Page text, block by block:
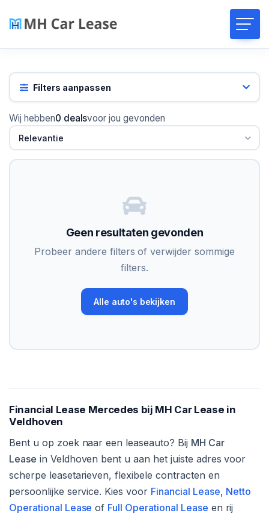
Filters aanpassen
Wij hebben0 dealsvoor jou gevonden
Relevantie
Geen resultaten gevonden
Probeer andere filters of verwijder sommige
filters.
Alle auto's bekijken
Financial Lease Mercedes bij MH Car Lease in
Veldhoven
Bent u op zoek naar een leaseauto? Bij MH Car
Lease in Veldhoven bent u aan het juiste adres voor
scherpe leasetarieven, flexibele contracten en
persoonlijke service. Kies voor Financial Lease, Netto
Operational Lease of Full Operational Lease en rij